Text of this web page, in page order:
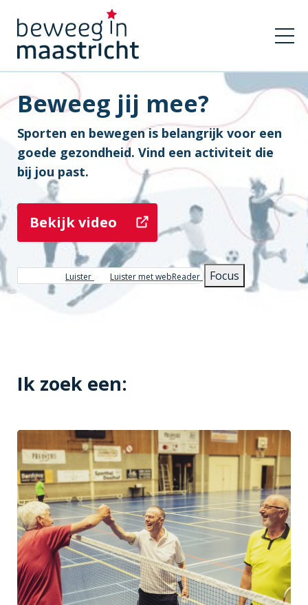
Beweeg jij mee?
Sporten en bewegen is belangrijk voor een
goede gezondheid. Vind een activiteit die
bij jou past.
Bekijk video
Luister Luister met webReader Focus
Ik zoek een: